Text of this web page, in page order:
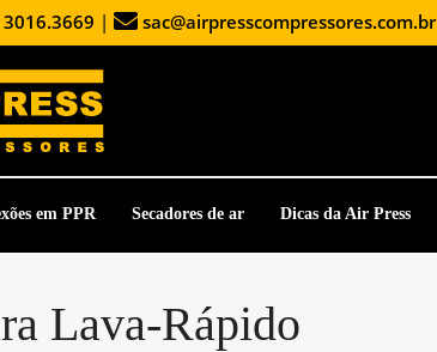
| sac@airpresscompressores.com.br
em PPR Secadores de ar Dicas da Air Press
Lava-Rápido